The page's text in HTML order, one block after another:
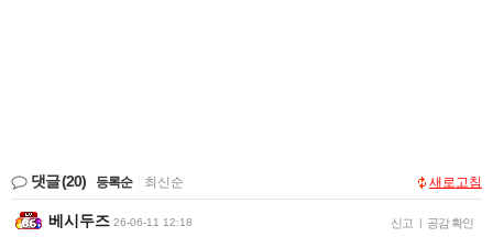
댓글(20) 등록순 최신순 새로고침
베시두즈 26-06-11 12:18 신고 | 공감 확인